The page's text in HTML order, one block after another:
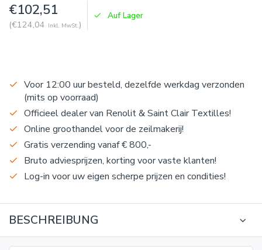
€102,51
(€124,04 Inkl. MwSt.)
Auf Lager
Voor 12:00 uur besteld, dezelfde werkdag verzonden
(mits op voorraad)
Officieel dealer van Renolit & Saint Clair Textilles!
Online groothandel voor de zeilmakerij!
Gratis verzending vanaf € 800,-
Bruto adviesprijzen, korting voor vaste klanten!
Log-in voor uw eigen scherpe prijzen en condities!
BESCHREIBUNG